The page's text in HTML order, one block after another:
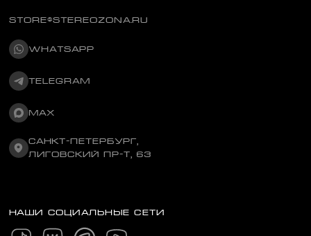
STORE@STEREOZONA.RU
WHATSAPP
TELEGRAM
MAX
САНКТ-ПЕТЕРБУРГ,
ЛИГОВСКИЙ ПР-Т, 63
НАШИ СОЦИАЛЬНЫЕ СЕТИ